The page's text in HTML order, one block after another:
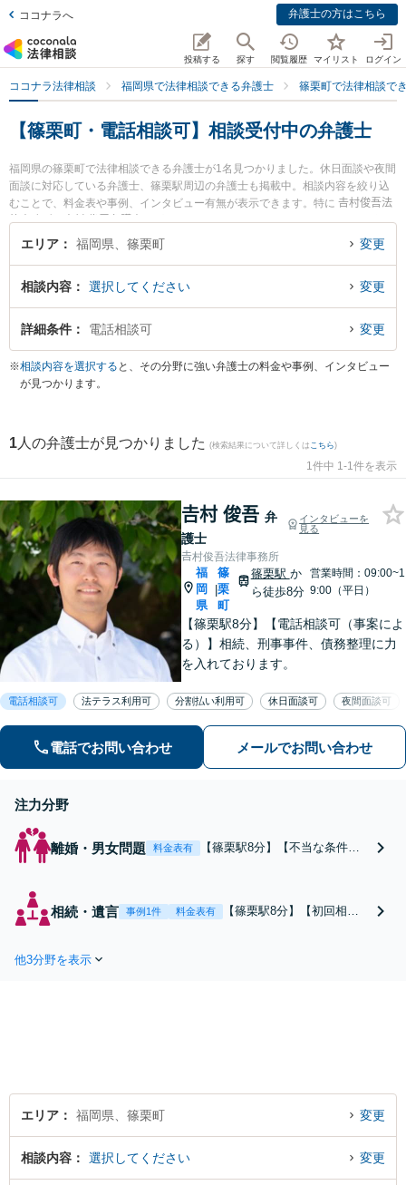
ココナラへ 弁護士の方はこちら
投稿する 探す 閲覧履歴 マイリスト ログイン
ココナラ法律相談 福岡県で法律相談できる弁護士 篠栗町で法律相談で
【篠栗町・電話相談可】相談受付中の弁護士
福岡県の篠栗町で法律相談できる弁護士が1名見つかりました。休日面談や夜間
面談に対応している弁護士、篠栗駅周辺の弁護士も掲載中。相談内容を絞り込
むことで、料金表や事例、インタビュー有無が表示できます。特に 𠮷村俊吾法
律事務所の𠮷村 俊吾弁護士のプロフィール情報や弁護士費用、強みなどが注目
されています。離婚や相続、交通事故から不動産、ネットトラブル、企業法務
士に相談したい』『交通事故の過失割合や後遺障害のトラブル解決の実績豊富
な近くの弁護士を検索したい』『初回相談無料で自己破産や債務整理を法律相
談できる篠栗町内の弁護士に相談予約したい』などでお困りの相談者さんにお
エリア 福岡県、篠栗町 変更
相談内容 選択してください 変更
詳細条件 電話相談可 変更
※相談内容を選択する と、その分野に強い弁護士の料金や事例、インタビュー
が見つかります。
1 人の弁護士が見つかりました (検索結果について詳しくは こちら)
1件中 1-1件を表示
𠮷村 俊吾 弁
護士
インタビューを
見る
𠮷村俊吾法律事務所
福
岡
県
|
篠
栗
町
篠栗駅 か
ら徒歩8分
営業時間：09:00~1
9:00（平日）
【篠栗駅8分】【電話相談可（事案によ
る）】相続、刑事事件、債務整理に力
を入れております。
電話相談可 法テラス利用可 分割払い利用可 休日面談可 夜間面談可
電話でお問い合わせ メールでお問い合わせ
注力分野
離婚・男女問題 料金表有
【篠栗駅8分】【不当な条件で
を受けております。財産分与・
慰謝料など、お金が絡むトラブ
相続・遺言 事例1件 料金表有
【篠栗駅8分】【初回相談
他3分野を表示
エリア 福岡県、篠栗町 変更
相談内容 選択してください 変更